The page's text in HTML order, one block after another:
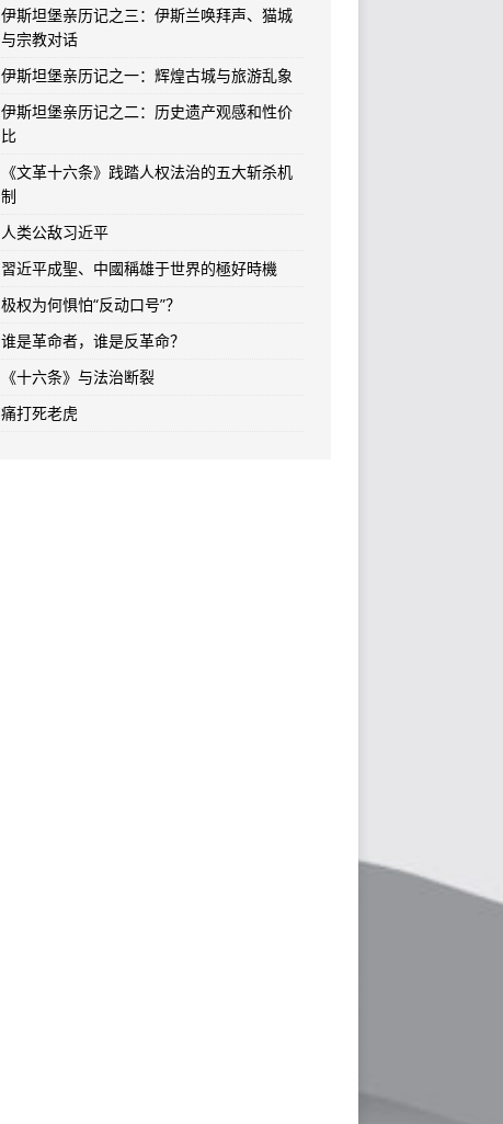
伊斯坦堡亲历记之三：伊斯兰唤拜声、猫城
与宗教对话
伊斯坦堡亲历记之一：辉煌古城与旅游乱象
伊斯坦堡亲历记之二：历史遗产观感和性价
比
《文革十六条》践踏人权法治的五大斩杀机
制
人类公敌习近平
習近平成聖、中國稱雄于世界的極好時機
极权为何惧怕“反动口号”？
谁是革命者，谁是反革命？
《十六条》与法治断裂
痛打死老虎